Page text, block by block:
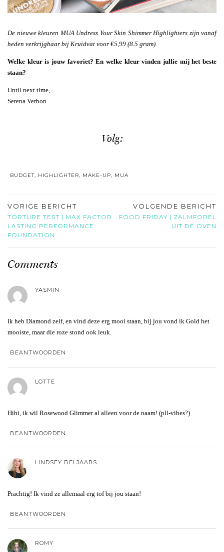
De nieuwe kleuren MUA Undress Your Skin Shimmer Highlighters zijn vanaf
heden verkrijgbaar bij Kruidvat voor €5,99 (8.5 gram).
Welke kleur is jouw favoriet? En welke kleur vinden jullie mij het beste
staan?
Until next time,
Serena Verbon
Volg:
BUDGET, HIGHLIGHTER, MAKE-UP, MUA
VORIGE BERICHT
TORTURE TEST | MAX FACTOR
LASTING PERFORMANCE
FOUNDATION
VOLGENDE BERICHT
FOOD FRIDAY | ZALMFOREL
UIT DE OVEN
Comments
YASMIN
Ik heb Diamond zelf, en vind deze erg mooi staan, bij jou vond ik Gold het
mooiste, maar die roze stond ook leuk.
BEANTWOORDEN
LOTTE
Hihi, ik wil Rosewood Glimmer al alleen voor de naam! (pll-vibes?)
BEANTWOORDEN
LINDSEY BELJAARS
Prachtig! Ik vind ze allemaal erg tof bij jou staan!
BEANTWOORDEN
ROMY